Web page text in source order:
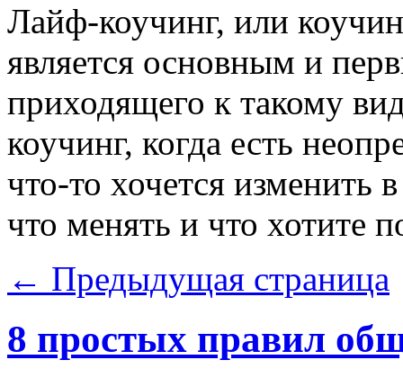
Лайф-коучинг, или
является основным и
приходящего к такому
коучинг, когда есть
что-то хочется изменить
что менять и что хотите
← Предыдущая страница
8 простых правил